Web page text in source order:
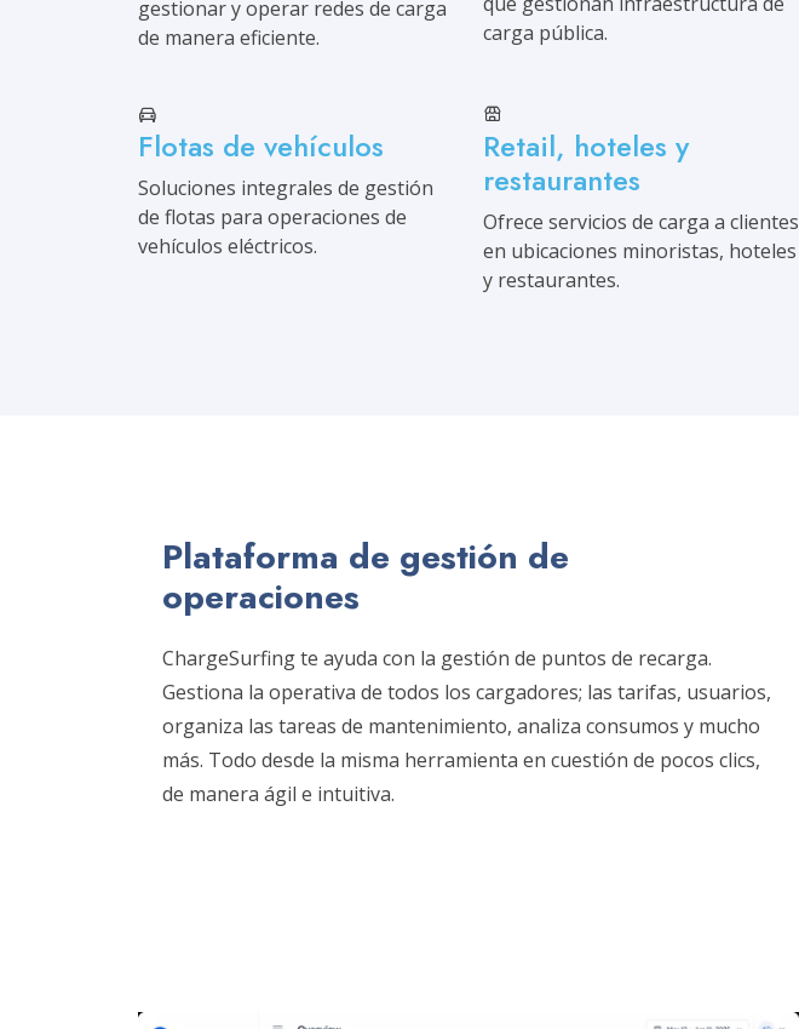
gestionar y operar redes de carga
de manera eficiente.
carga pública.
Flotas de vehículos
Soluciones integrales de gestión
de flotas para operaciones de
vehículos eléctricos.
Retail, hoteles y
restaurantes
Ofrece servicios de carga a clientes
en ubicaciones minoristas, hoteles
y restaurantes.
Plataforma de gestión de
operaciones
ChargeSurfing te ayuda con la gestión de puntos de recarga.
Gestiona la operativa de todos los cargadores; las tarifas, usuarios,
organiza las tareas de mantenimiento, analiza consumos y mucho
más. Todo desde la misma herramienta en cuestión de pocos clics,
de manera ágil e intuitiva.